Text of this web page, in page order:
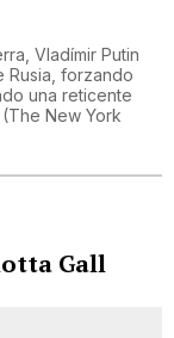
Vladímir Putin
Rusia, forzando
una reticente
(The New York
Gall